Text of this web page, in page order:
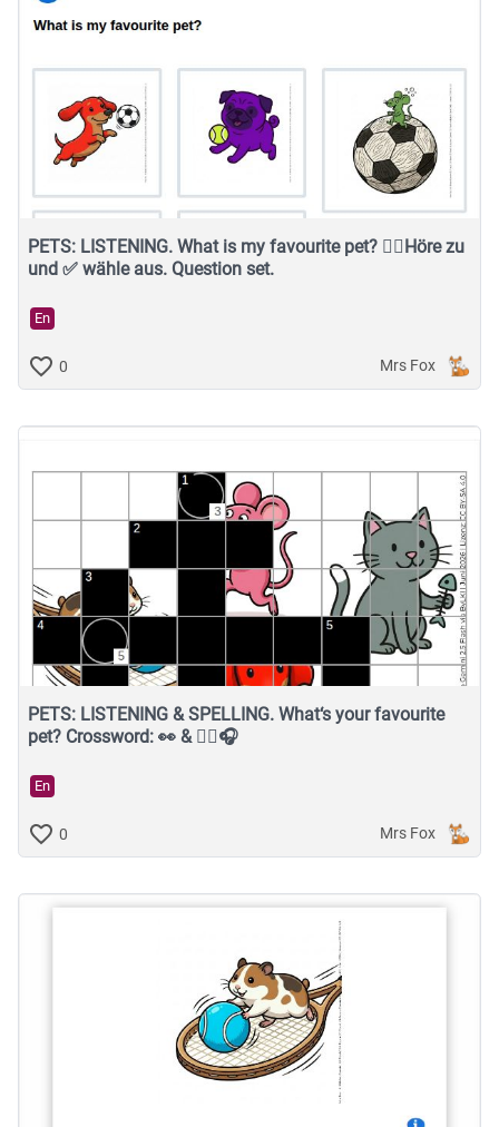
PETS: LISTENING. What is my favourite pet? 👂🏽Höre zu
und ✅ wähle aus. Question set.
En
0 Mrs Fox
PETS: LISTENING & SPELLING. What‘s your favourite
pet? Crossword: 👀 & 👂🏽🎧
En
0 Mrs Fox